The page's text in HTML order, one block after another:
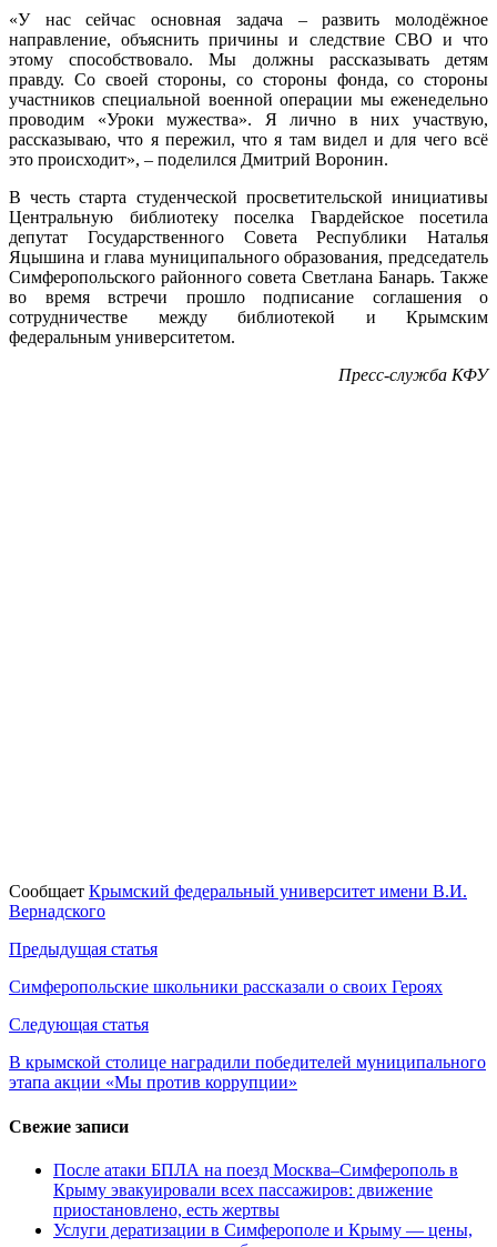
«У нас сейчас основная задача – развить молодёжное
направление, объяснить причины и следствие СВО и что
этому способствовало. Мы должны рассказывать детям
правду. Со своей стороны, со стороны фонда, со стороны
участников специальной военной операции мы еженедельно
проводим «Уроки мужества». Я лично в них участвую,
рассказываю, что я пережил, что я там видел и для чего всё
это происходит», – поделился Дмитрий Воронин.
В честь старта студенческой просветительской инициативы
Центральную библиотеку поселка Гвардейское посетила
депутат Государственного Совета Республики Наталья
Яцышина и глава муниципального образования, председатель
Симферопольского районного совета Светлана Банарь. Также
во время встречи прошло подписание соглашения о
сотрудничестве между библиотекой и Крымским
федеральным университетом.
Пресс-служба КФУ
Сообщает Крымский федеральный университет имени В.И.
Вернадского
Навигация
по
записям
Предыдущая статья
Симферопольские школьники рассказали о своих Героях
Следующая статья
В крымской столице наградили победителей муниципального
этапа акции «Мы против коррупции»
Свежие записи
После атаки БПЛА на поезд Москва–Симферополь в
Крыму эвакуировали всех пассажиров: движение
приостановлено, есть жертвы
Услуги дератизации в Симферополе и Крыму — цены,